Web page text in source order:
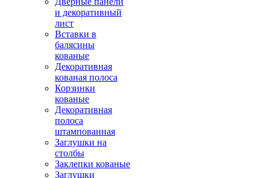
и декоративный
лист
Вставки в
балясины
кованые
Декоративная
кованая полоса
Корзинки
кованые
Декоративная
полоса
штампованная
Заглушки на
столбы
Заклепки кованые
Заглушки